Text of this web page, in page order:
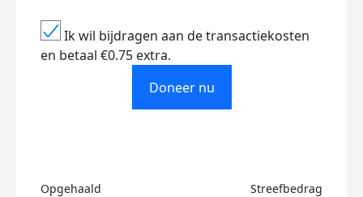
Ik wil bijdragen aan de transactiekosten
en betaal €0.75 extra.
Doneer nu
Opgehaald Streefbedrag